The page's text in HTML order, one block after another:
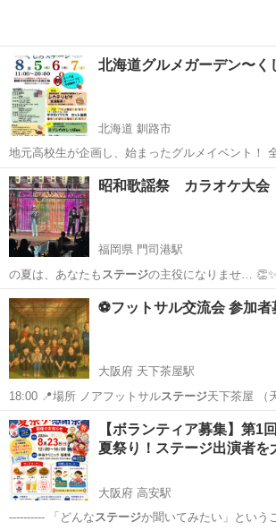
北海道グルメガーデン〜く
北海道 釧路市
地元高校生が企画し、始まったグルメイベント！
まり、地産地消で地元食材とのコラボ商品や高校
売など、お子様も楽しめる縁日も！ 夏休みを満喫
のご来場お待ちしております...
北海道 釧路市 地域/お祭り ステージ
昭和歌謡祭 カラオケ大会
福岡県 門司港駅
の夏は、あなたも ステージの主役になりませ…
ジ・照明・音響で歌… 昭和歌謡祭 特設ステージ💰
福岡 北九州市 門司港駅 地域/お祭り
⚽フットサル交流会 参加者
大阪府 天下茶屋駅
18:00 📍場所 ノアフットサルステージ天下茶屋 （
約2分…
大阪 大阪市 天下茶屋駅 スポーツ
【ボランティア募集】第1
夏祭り！ステージ出演者
大阪府 高安駅
---------- 「どんなステージか聞いてみたい」という